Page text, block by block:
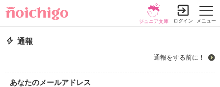
メニュー
ジュニア文庫 ログイン
通報
通報をする前に！
あなたのメールアドレス